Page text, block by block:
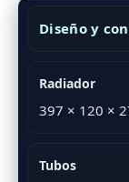
Diseño y
Radiador
397 × 120 ×
Tubos